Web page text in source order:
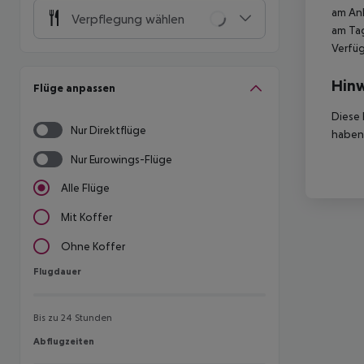
Verpflegung wählen
Flüge anpassen
Nur Direktflüge
Nur Eurowings-Flüge
Alle Flüge
Mit Koffer
Ohne Koffer
Flugdauer
Flugdauer
Bis zu 24 Stunden
Abflugzeiten
Abflugzeiten
am
am
Diese